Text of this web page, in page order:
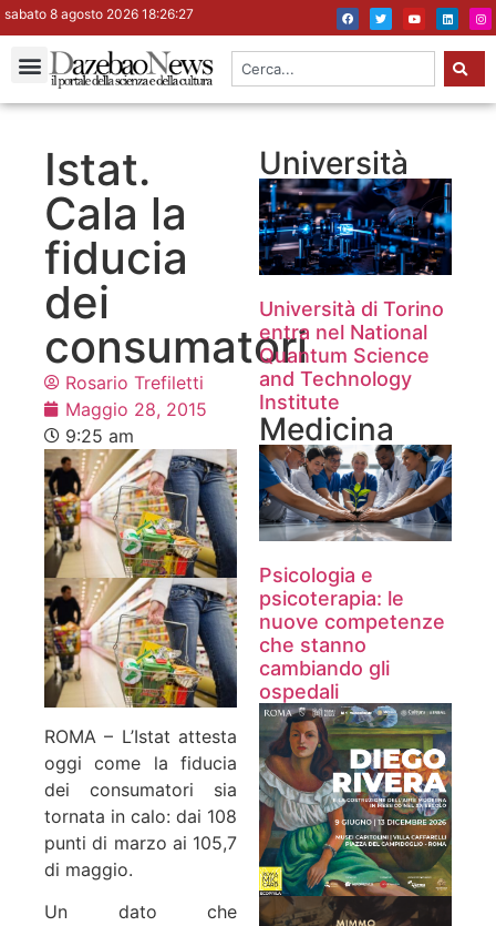
sabato 8 agosto 2026 18:26:28
Istat.
Cala la
fiducia
dei
consumatori
Rosario Trefiletti
Maggio 28, 2015
9:25 am
ROMA – L’Istat attesta
oggi come la fiducia
dei consumatori sia
tornata in calo: dai 108
punti di marzo ai 105,7
di maggio.
Un dato che
Università
Università di Torino
entra nel National
Quantum Science
and Technology
Institute
Medicina
Psicologia e
psicoterapia: le
nuove competenze
che stanno
cambiando gli
ospedali